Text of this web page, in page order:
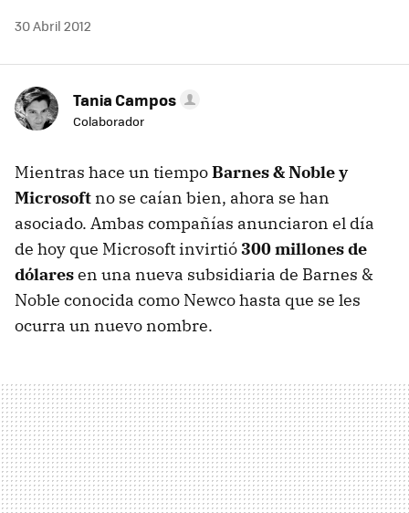
30 Abril 2012
Tania Campos
Colaborador
Mientras hace un tiempoBarnes & Noble y
Microsoft no se caían bien, ahora se han
asociado. Ambas compañías anunciaron el día
de hoy que Microsoft invirtió300 millones de
dólaresen una nueva subsidiaria de Barnes &
Noble conocida como Newco hasta que se les
ocurra un nuevo nombre.